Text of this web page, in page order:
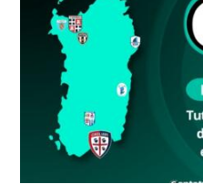
2° TROFEO RIVA | IL
con noi il match